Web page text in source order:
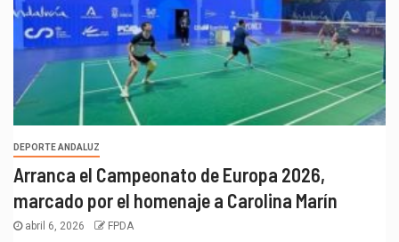
DEPORTE ANDALUZ
Arranca el Campeonato de Europa 2026,
marcado por el homenaje a Carolina Marín
abril 6, 2026 FPDA